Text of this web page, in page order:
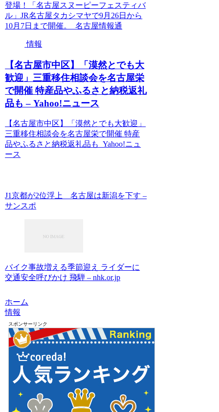
登場！「名古屋スヌーピーフェスティバ
ル」JR名古屋タカシマヤで9月26日から
10月7日まで開催。 名古屋情報通
情報
【名古屋市中区】「漠然とでも大
歓迎」三重移住相談会を名古屋栄
で開催 特産品やふるさと納税返礼
品も – Yahoo!ニュース
【名古屋市中区】「漠然とでも大歓迎」
三重移住相談会を名古屋栄で開催 特産
品やふるさと納税返礼品も Yahoo!ニュ
ース
J1京都が2位浮上 名古屋は新潟を下す –
サンスポ
バイク事故増える季節迎え ライダーに
交通安全呼びかけ 飛騨 – nhk.or.jp
ホーム
情報
スポンサーリンク